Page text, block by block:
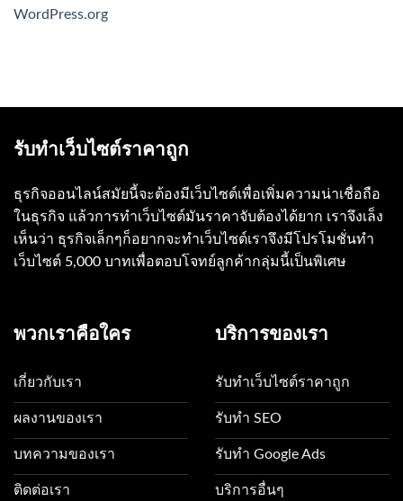
WordPress.org
รับทำเว็บไซต์ราคาถูก
ธุรกิจออนไลน์สมัยนี้จะต้องมีเว็บไซต์เพื่อเพิ่มความน่าเชื่อถือ
ในธุรกิจ แล้วการทำเว็บไซต์มันราคาจับต้องได้ยาก เราจึงเล็ง
เห็นว่า ธุรกิจเล็กๆก็อยากจะทำเว็บไซต์เราจึงมีโปรโมชั่นทำ
เว็บไซต์ 5,000 บาทเพื่อตอบโจทย์ลูกค้ากลุ่มนี้เป็นพิเศษ
พวกเราคือใคร
เกี่ยวกับเรา
ผลงานของเรา
บทความของเรา
ติดต่อเรา
บริการของเรา
รับทำเว็บไซต์ราคาถูก
รับทำ SEO
รับทำ Google Ads
บริการอื่นๆ